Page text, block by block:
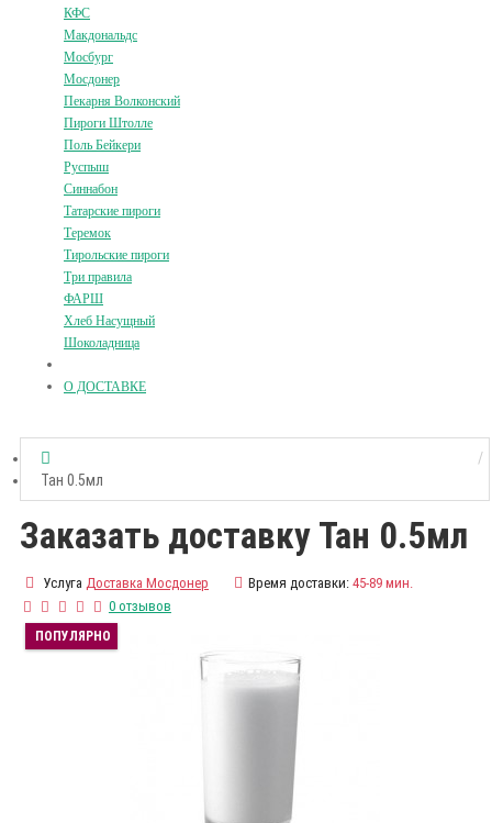
КФС
Макдональдс
Мосбург
Мосдонер
Пекарня Волконский
Пироги Штолле
Поль Бейкери
Руспыш
Синнабон
Татарские пироги
Теремок
Тирольские пироги
Три правила
ФАРШ
Хлеб Насущный
Шоколадница
О ДОСТАВКЕ
Тан 0.5мл
Заказать доставку Тан 0.5мл
Услуга Доставка Мосдонер Время доставки: 45-89 мин.
0 отзывов
ПОПУЛЯРНО